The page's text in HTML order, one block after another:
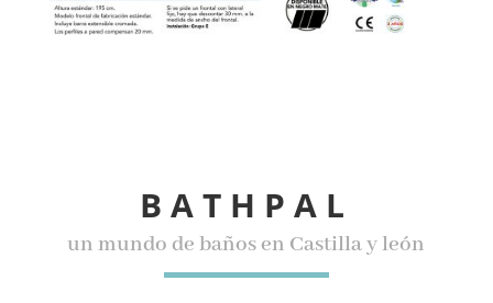
BATHPAL
un mundo de baños en Castilla y león